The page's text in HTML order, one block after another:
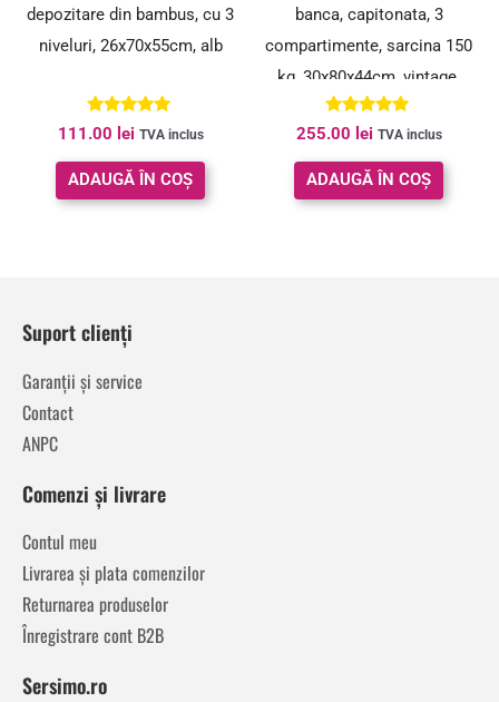
depozitare din bambus, cu 3
niveluri, 26x70x55cm, alb
Evaluat la
5.00
din 5
111.00 lei TVA inclus
ADAUGĂ ÎN COȘ
banca, capitonata, 3
compartimente, sarcina 150
kg, 30x80x44cm, vintage,
maro inchis
Evaluat la
5.00
din 5
255.00 lei TVA inclus
ADAUGĂ ÎN COȘ
Suport clienți
Garanții și service
Contact
ANPC
Comenzi și livrare
Contul meu
Livrarea și plata comenzilor
Returnarea produselor
Înregistrare cont B2B
Sersimo.ro